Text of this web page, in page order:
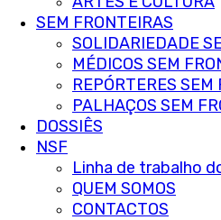
SEM FRONTEIRAS
SOLIDARIEDADE
MÉDICOS SEM
REPÓRTERES SEM
PALHAÇOS SEM
DOSSIÊS
NSF
Linha de trabalho
QUEM SOMOS
CONTACTOS